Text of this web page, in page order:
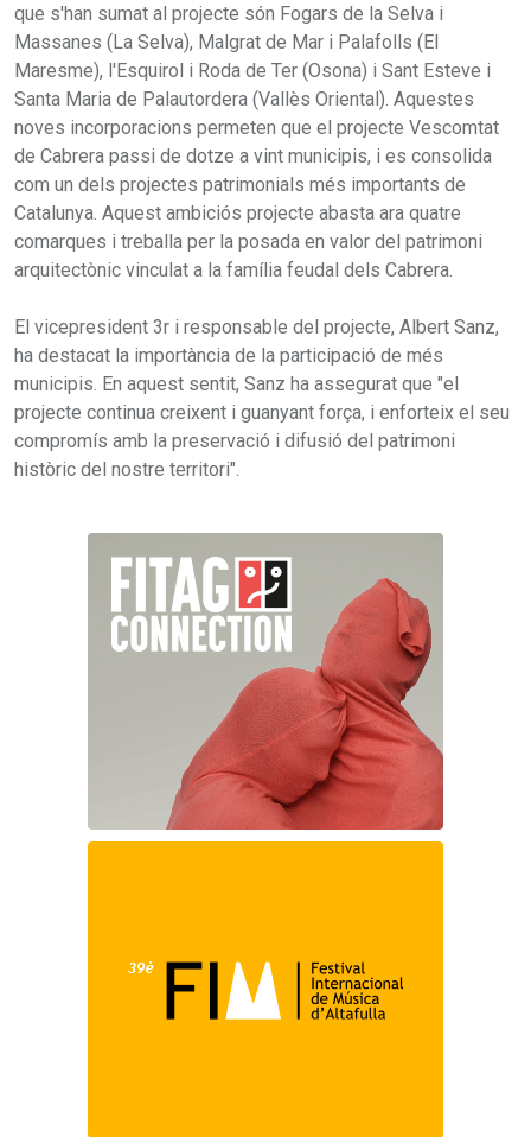
que s'han sumat al projecte són Fogars de la Selva i
Massanes (La Selva), Malgrat de Mar i Palafolls (El
Maresme), l'Esquirol i Roda de Ter (Osona) i Sant Esteve i
Santa Maria de Palautordera (Vallès Oriental). Aquestes
noves incorporacions permeten que el projecte Vescomtat
de Cabrera passi de dotze a vint municipis, i es consolida
com un dels projectes patrimonials més importants de
Catalunya. Aquest ambiciós projecte abasta ara quatre
comarques i treballa per la posada en valor del patrimoni
arquitectònic vinculat a la família feudal dels Cabrera.
El vicepresident 3r i responsable del projecte, Albert Sanz,
ha destacat la importància de la participació de més
municipis. En aquest sentit, Sanz ha assegurat que "el
projecte continua creixent i guanyant força, i enforteix el seu
compromís amb la preservació i difusió del patrimoni
històric del nostre territori".